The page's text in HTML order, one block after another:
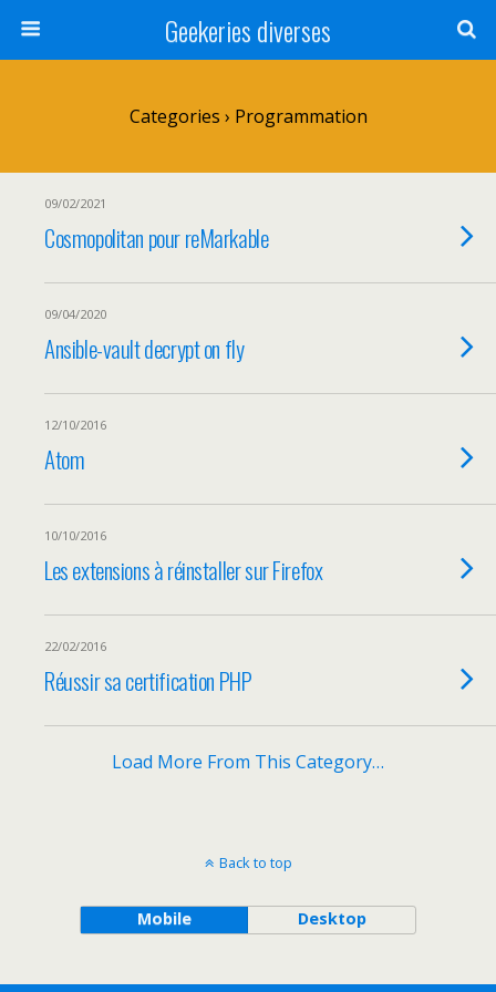
Geekeries diverses
Categories › Programmation
09/02/2021
Cosmopolitan pour reMarkable
09/04/2020
Ansible-vault decrypt on fly
12/10/2016
Atom
10/10/2016
Les extensions à réinstaller sur Firefox
22/02/2016
Réussir sa certification PHP
Load More From This Category…
Back to top
Mobile Desktop